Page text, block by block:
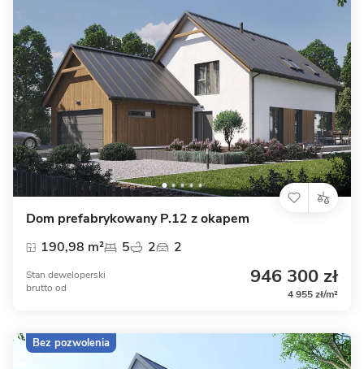
Dom prefabrykowany P.12 z okapem
190,98 m²
5 2 2
Stan deweloperski
brutto od 946 300 zł
4 955 zł/m²
Bez pozwolenia